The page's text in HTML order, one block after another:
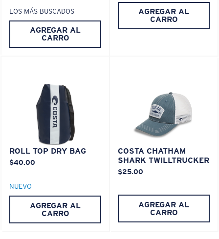
¿Se ajusta en las dos últimas posiciones?
Es posible que necesite una montura XL.
ENLACE MOLECULAR C-WALL
ESPEJO (OPCIONAL)
LENTE DE POLICARBONATO
POLARIZED FILM
LENTE DE POLICARBONATO
ENLACE MOLECULAR C-WALL ®
LOS MÁS BUSCADOS
AGREGAR AL
CARRO
AGREGAR AL
CARRO
ROLL TOP DRY BAG
$40.00
NUEVO
AGREGAR AL
CARRO
COSTA CHATHAM
SHARK TWILLTRUCKER
$25.00
AGREGAR AL
CARRO